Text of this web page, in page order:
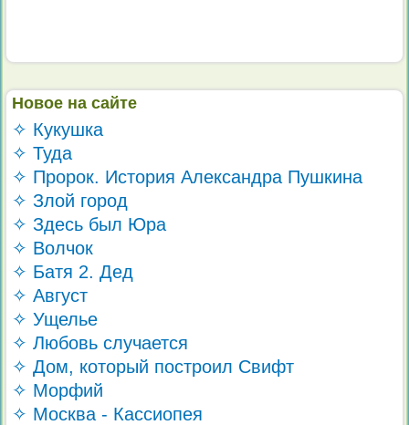
Новое на сайте
✧ Кукушка
✧ Туда
✧ Пророк. История Александра Пушкина
✧ Злой город
✧ Здесь был Юра
✧ Волчок
✧ Батя 2. Дед
✧ Август
✧ Ущелье
✧ Любовь случается
✧ Дом, который построил Свифт
✧ Морфий
✧ Москва - Кассиопея